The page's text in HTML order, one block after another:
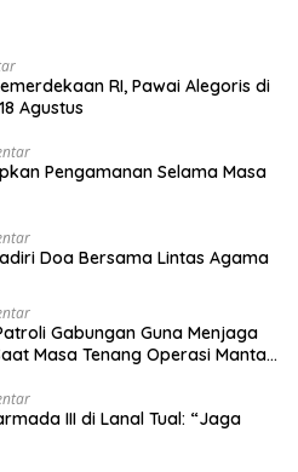
RI, Pawai Alegoris di
Agustus
Pengamanan Selama Masa
Doa Bersama Lintas Agama
Gabungan Guna Menjaga
Masa Tenang Operasi Mantap
III di Lanal Tual: “Jaga